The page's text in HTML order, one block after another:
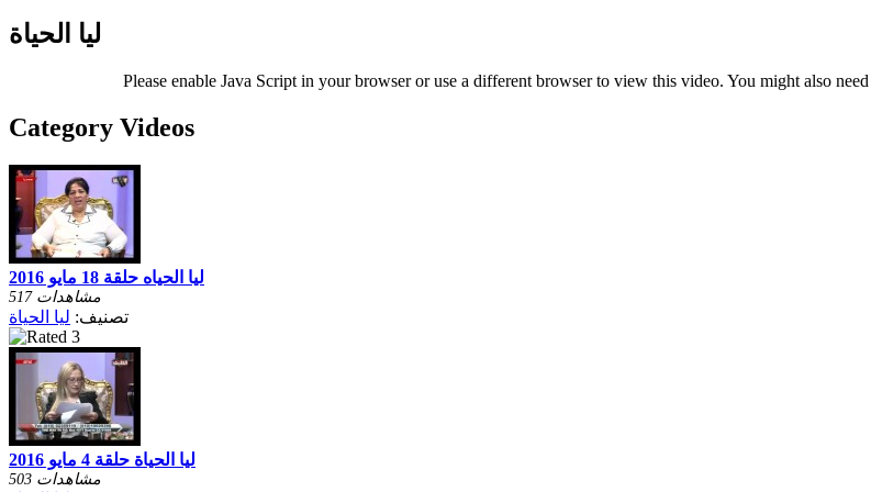
ليا الحياة
Please enable Java Script in your browser or use a different browser to view this video. You might also
Category Videos
ليا الحياه حلقة 18 مايو 2016
517 مشاهدات
تصنيف: ليا الحياة
ليا الحياة حلقة 4 مايو 2016
503 مشاهدات